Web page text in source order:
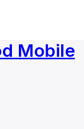
Mobile